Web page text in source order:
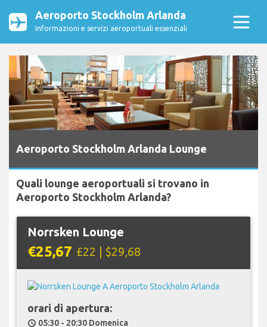
Aeroporto Stockholm Arlanda
Informazioni e servizi aeroportuali essenziali
Aeroporto Stockholm Arlanda Lounge
Quali lounge aeroportuali si trovano in
Aeroporto Stockholm Arlanda?
Norrsken Lounge
€25,67 £22 | $29,68
orari di apertura:
schedule 05:30 - 20:30 Domenica